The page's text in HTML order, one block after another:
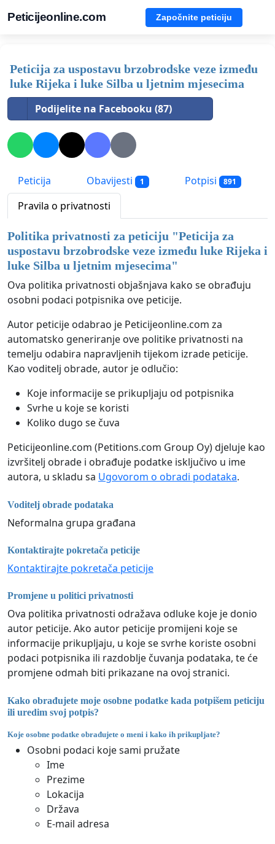
Peticijeonline.com Započnite peticiju
Peticija za uspostavu brzobrodske veze između
luke Rijeka i luke Silba u ljetnim mjesecima
Podijelite na Facebooku (87)
Peticija Obavijesti 1 Potpisi 891
Pravila o privatnosti
Politika privatnosti za peticiju "Peticija za
uspostavu brzobrodske veze između luke Rijeka i
luke Silba u ljetnim mjesecima"
Ova politika privatnosti objašnjava kako se obrađuju
osobni podaci potpisnika ove peticije.
Autor peticije odabrao je Peticijeonline.com za
automatsko generiranje ove politike privatnosti na
temelju odabira napravljenih tijekom izrade peticije.
Kao voditelj obrade, autor je odlučio:
Koje informacije se prikupljaju od potpisnika
Svrhe u koje se koristi
Koliko dugo se čuva
Peticijeonline.com (Petitions.com Group Oy) djeluje kao
izvršitelj obrade i obrađuje podatke isključivo u ime
autora, u skladu sa Ugovorom o obradi podataka.
Voditelj obrade podataka
Neformalna grupa građana
Kontaktirajte pokretača peticije
Kontaktirajte pokretača peticije
Promjene u politici privatnosti
Ova politika privatnosti odražava odluke koje je donio
autor peticije. Ako autor peticije promijeni koje se
informacije prikupljaju, u koje se svrhe koriste osobni
podaci potpisnika ili razdoblje čuvanja podataka, te će
promjene odmah biti prikazane na ovoj stranici.
Kako obrađujete moje osobne podatke kada potpišem peticiju
ili uredim svoj potpis?
Koje osobne podatke obrađujete o meni i kako ih prikupljate?
Osobni podaci koje sami pružate
Ime
Prezime
Lokacija
Država
E-mail adresa